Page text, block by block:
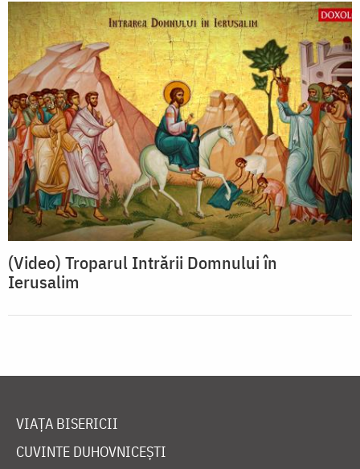
(Video) Troparul Intrării Domnului în
Ierusalim
VIAȚA BISERICII
CUVINTE DUHOVNICEȘTI